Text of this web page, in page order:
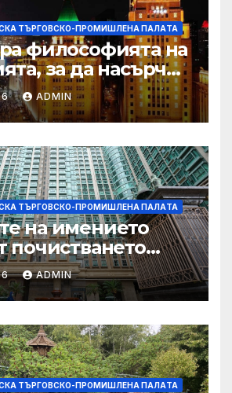
ТЪРГОВСКО-ПРОМИШЛЕНА ПАЛAТА
философията на
за да насърчи
между
САЩ
ADMIN
ТЪРГОВСКО-ПРОМИШЛЕНА ПАЛAТА
на имението
почистването
случай на
плъхове в града
ADMIN
ТЪРГОВСКО-ПРОМИШЛЕНА ПАЛAТА